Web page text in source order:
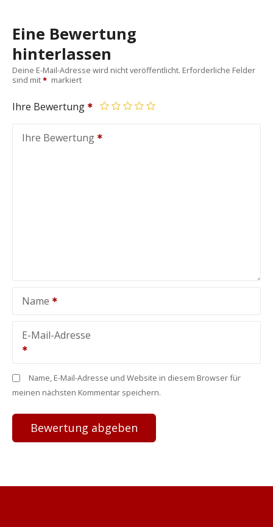
Eine Bewertung
hinterlassen
Deine E-Mail-Adresse wird nicht veröffentlicht. Erforderliche Felder
sind mit
markiert
Ihre Bewertung
Ihre Bewertung
Name
E-Mail-Adresse
Name, E-Mail-Adresse und Website in diesem Browser für
meinen nächsten Kommentar speichern.